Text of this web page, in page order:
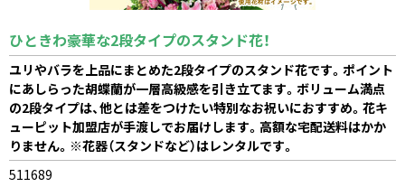
ひときわ豪華な2段タイプのスタンド花！
ユリやバラを上品にまとめた2段タイプのスタンド花です。ポイント
にあしらった胡蝶蘭が一層高級感を引き立てます。ボリューム満点
の2段タイプは、他とは差をつけたい特別なお祝いにおすすめ。花キ
ューピット加盟店が手渡しでお届けします。高額な宅配送料はかか
りません。※花器（スタンドなど）はレンタルです。
511689